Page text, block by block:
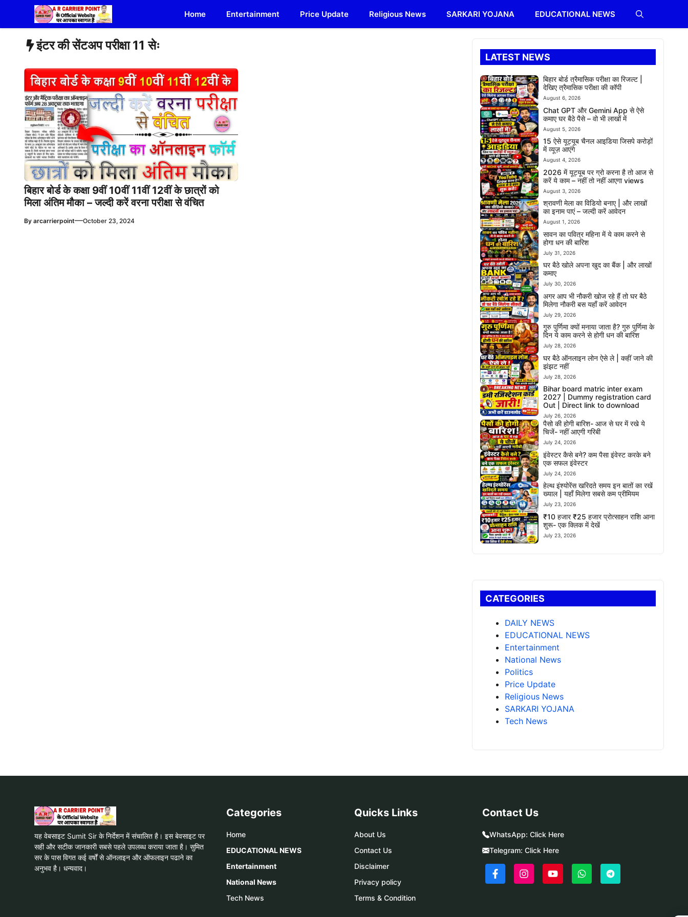
content
Home Entertainment Price Update Religious News SARKARI YOJANA EDUCATIONAL NEWS
इंटर की सेंटअप परीक्षा 11 सेः
बिहार बोर्ड के कक्षा 9वीं 10वीं 11वीं 12वीं के छात्रों को
मिला अंतिम मौका – जल्दी करें वरना परीक्षा से वंचित
By arcarrierpoint—October 23, 2024
LATEST NEWS
बिहार बोर्ड त्रैमासिक परीक्षा का रिजल्ट |
देखिए त्रैमासिक परीक्षा की कॉपी
August 6, 2026
Chat GPT और Gemini App से ऐसे
कमाए घर बैठे पैसे – वो भी लाखों में
August 5, 2026
15 ऐसे यूट्यूब चैनल आइडिया जिसपे करोड़ों
में व्यूज़ आएंगे
August 4, 2026
2026 में यूट्यूब पर ग्रो करना है तो आज से
करें ये काम – नहीं तो नहीं आएगा views
August 3, 2026
श्रावणी मेला का विडियो बनाए | और लाखों
का इनाम पाएं – जल्दी करें आवेदन
August 1, 2026
सावन का पवित्र महिना में ये काम करने से
होगा धन की बारिश
July 31, 2026
घर बैठे खोले अपना खुद का बैंक | और लाखों
कमाए
July 30, 2026
अगर आप भी नौकरी खोज रहे हैं तो घर बैठे
मिलेगा नौकरी बस यहाँ करें आवेदन
July 29, 2026
गुरु पुर्णिमा क्यों मनाया जाता है? गुरु पुर्णिमा के
दिन ये काम करने से होगी धन की बारिश
July 28, 2026
घर बैठे ऑनलाइन लोन ऐसे ले | कहीं जाने की
झंझट नहीं
July 28, 2026
Bihar board matric inter exam
2027 | Dummy registration card
Out | Direct link to download
July 26, 2026
पैसो की होगी बारिश- आज से घर में रखे ये
चिजें- नहीं आएगी गरिबी
July 24, 2026
इंवेस्टर कैसे बने? कम पैसा इंवेस्ट करके बने
एक सफल इंवेस्टर
July 24, 2026
हेल्थ इंश्योरेंस खरिदते समय इन बातों का रखें
ख्याल | यहाँ मिलेगा सबसे कम प्रीमियम
July 23, 2026
₹10 हजार ₹25 हजार प्रोत्साहन राशि आना
शुरू- एक क्लिक में देखें
July 23, 2026
CATEGORIES
DAILY NEWS
EDUCATIONAL NEWS
Entertainment
National News
Politics
Price Update
Religious News
SARKARI YOJANA
Tech News
यह वेबसाइट Sumit Sir के निर्देशन में संचालित है। इस बेवसाइट पर
सही और सटीक जानकारी सबसे पहले उपलब्ध कराया जाता है। सुमित
सर के पास विगत कई वर्षों से ऑनलाइन और ऑफलाइन पढाने का
अनुभव है। धन्यवाद।
Categories
Home
EDUCATIONAL NEWS
Entertainment
National News
Tech News
Quicks Links
About Us
Contact Us
Disclaimer
Privacy policy
Terms & Condition
Contact Us
WhatsApp: Click Here
Telegram: Click Here